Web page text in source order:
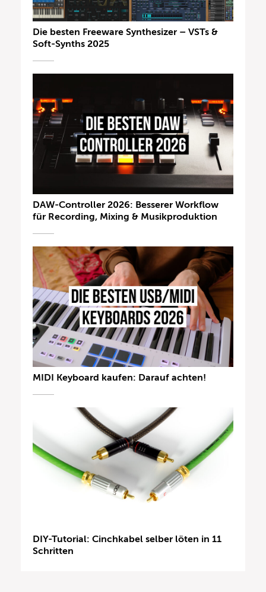
Die besten Freeware Synthesizer – VSTs &
Soft-Synths 2025
DAW-Controller 2026: Besserer Workflow
für Recording, Mixing & Musikproduktion
MIDI Keyboard kaufen: Darauf achten!
DIY-Tutorial: Cinchkabel selber löten in 11
Schritten